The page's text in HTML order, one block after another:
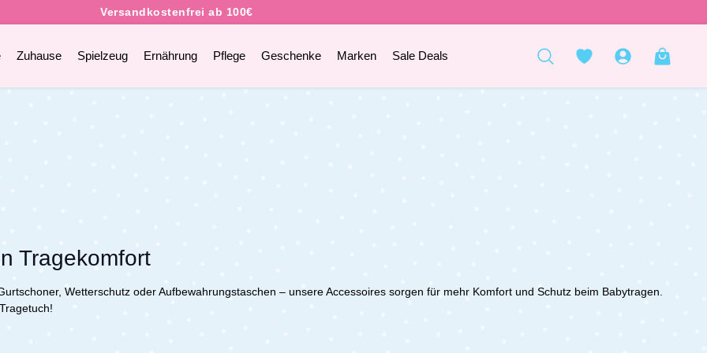
Zuhause Spielzeug Ernährung Pflege Geschenke Marken Sale Deals
Tragekomfort
Wetterschutz oder Aufbewahrungstaschen – unsere Accessoires sorgen für mehr Komfort und Schutz beim Babytragen.